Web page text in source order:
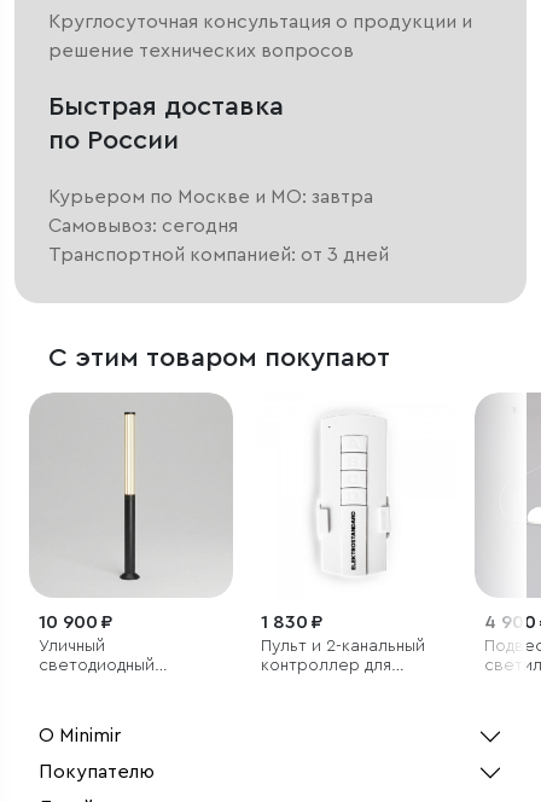
Круглосуточная консультация о продукции и
решение технических вопросов
Быстрая доставка
по России
Курьером по Москве и МО: завтра
Самовывоз: сегодня
Транспортной компанией: от 3 дней
С этим товаром покупают
10 900 ₽
Уличный
светодиодный
1 830 ₽
Пульт и 2-канальный
контроллер для
4 900
О Minimir
Покупателю